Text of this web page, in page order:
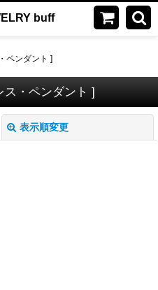
buff
ペンダント ]
ス・ペンダント ]
表示順変更